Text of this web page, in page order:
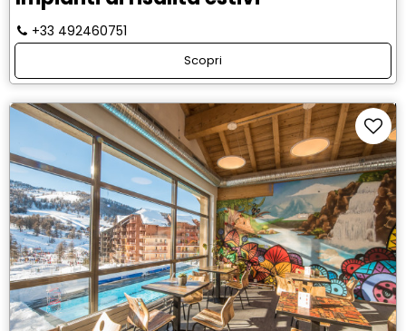
+33 492460751
Scopri